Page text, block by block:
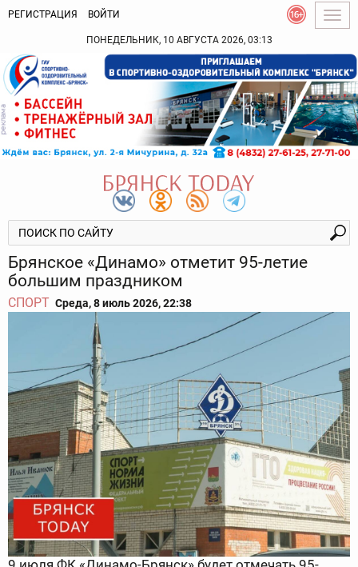
РЕГИСТРАЦИЯ ВОЙТИ
ПОНЕДЕЛЬНИК, 10 АВГУСТА 2026, 03:13
Брянское «Динамо» отметит 95-летие
большим праздником
СПОРТ Среда, 8 июль 2026, 22:38